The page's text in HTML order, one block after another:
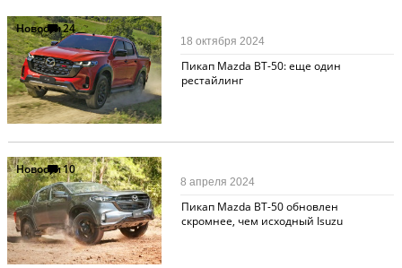
Новости24
Пикап Mazda BT-50: еще один
рестайлинг
18 октября 2024
Новости10
Пикап Mazda BT-50 обновлен
скромнее, чем исходный Isuzu
8 апреля 2024